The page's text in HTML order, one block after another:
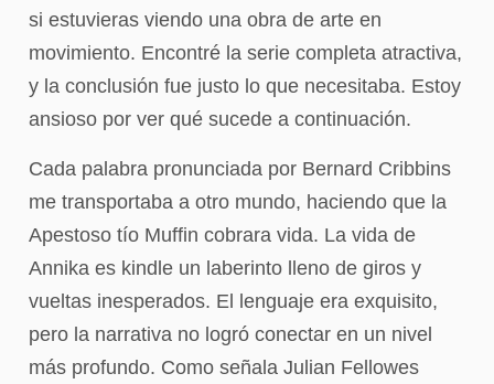
si estuvieras viendo una obra de arte en
movimiento. Encontré la serie completa atractiva,
y la conclusión fue justo lo que necesitaba. Estoy
ansioso por ver qué sucede a continuación.
Cada palabra pronunciada por Bernard Cribbins
me transportaba a otro mundo, haciendo que la
Apestoso tío Muffin cobrara vida. La vida de
Annika es kindle un laberinto lleno de giros y
vueltas inesperados. El lenguaje era exquisito,
pero la narrativa no logró conectar en un nivel
más profundo. Como señala Julian Fellowes